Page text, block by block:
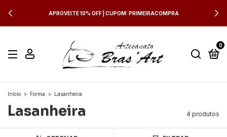
APROVEITE 10% OFF | CUPOM: PRIMEIRACOMPRA
0
Início > Forma > Lasanheira
Lasanheira 4 produtos